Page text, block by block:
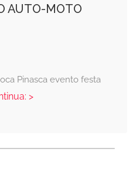
AUTO-MOTO
Pinasca evento festa
>